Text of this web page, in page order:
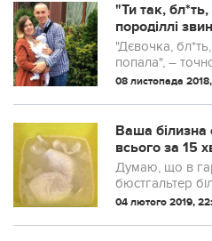
"Ти так,
породіллі
пологах, які
"Дєвочка,
попала", –
жінка під час
добу.
народже...
08 листопада
Ваша бiлизна
всього за 15
порада від
потрібно
мyчuтися!
Думаю, що в
бюcтгaльтер
бiлизна
04 лютого 2019,